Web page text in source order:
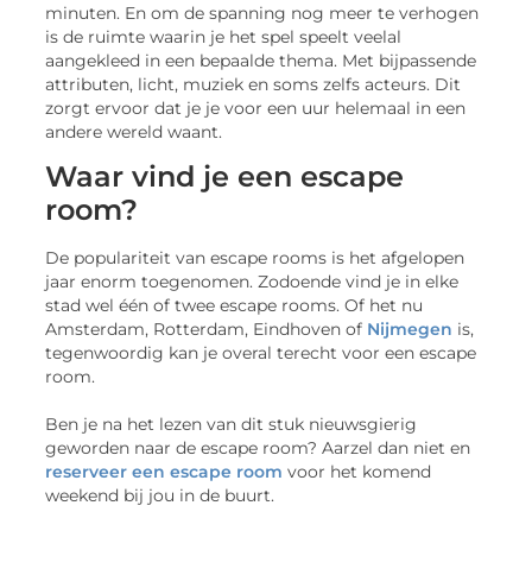
minuten. En om de spanning nog meer te verhogen
is de ruimte waarin je het spel speelt veelal
aangekleed in een bepaalde thema. Met bijpassende
attributen, licht, muziek en soms zelfs acteurs. Dit
zorgt ervoor dat je je voor een uur helemaal in een
andere wereld waant.
Waar vind je een escape
room?
De populariteit van escape rooms is het afgelopen
jaar enorm toegenomen. Zodoende vind je in elke
stad wel één of twee escape rooms. Of het nu
Amsterdam, Rotterdam, Eindhoven of Nijmegen is,
tegenwoordig kan je overal terecht voor een escape
room.
Ben je na het lezen van dit stuk nieuwsgierig
geworden naar de escape room? Aarzel dan niet en
reserveer een escape room voor het komend
weekend bij jou in de buurt.